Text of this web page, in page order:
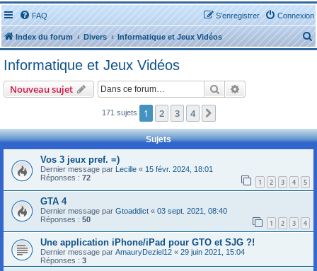
FAQ Connexion
S’enregistrer
Index du forum Divers Informatique et Jeux Vidéos
e
c
Informatique et Jeux Vidéos
Nouveau sujet Rechercher
171 sujets 1 2 3 4
Sujets
Vos 3 jeux pref. =)
Dernier message par Lecille « 15 févr. 2024, 18:01
Réponses : 72 1 2 3 4 5
GTA 4
Dernier message par Gtoaddict « 03 sept. 2021, 08:40
Réponses : 50 1 2 3 4
Une application iPhone/iPad pour GTO et SJG ?!
Dernier message par AmauryDeziel12 « 29 juin 2021, 15:04
Réponses : 3